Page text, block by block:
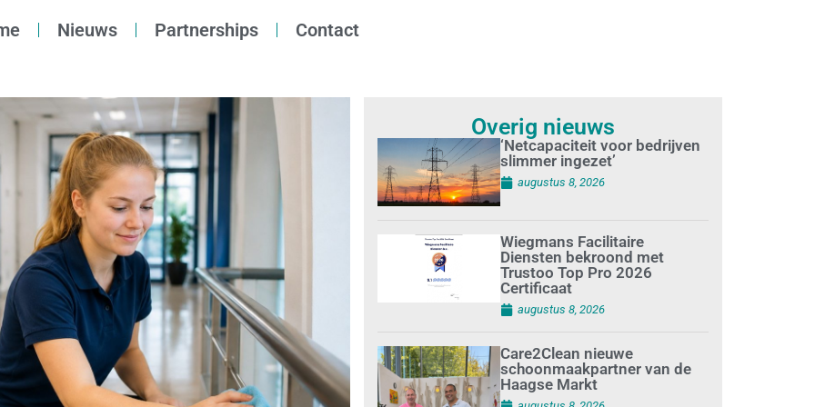
Nieuws Partnerships Contact
Overig nieuws
‘Netcapaciteit voor bedrijven
slimmer ingezet’
augustus 8, 2026
Wiegmans Facilitaire
Diensten bekroond met
Trustoo Top Pro 2026
Certificaat
augustus 8, 2026
Care2Clean nieuwe
schoonmaakpartner van de
Haagse Markt